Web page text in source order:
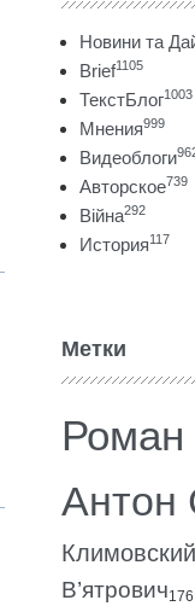
Новини та
Brief1105
ТекстБлог1003
Мнения999
Видеоблоги
Авторское739
Війна292
История117
Метки
Антон
Климовский
В’ятрович176